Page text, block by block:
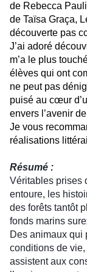
de Rebecca
de Taïsa Graça,
découverte pas
J’ai adoré
m’a le plus
élèves qui ont
ne peut pas
puisé au cœur
envers l’avenir
Je vous
réalisations
Résumé :
Véritables prises
entoure, les
des forêts tantôt
fonds marins
Des animaux qui
conditions de
assistent aux